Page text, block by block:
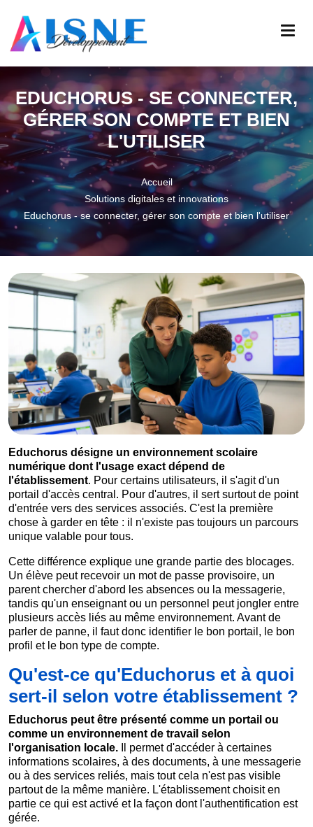
EDUCHORUS - SE CONNECTER,
GÉRER SON COMPTE ET BIEN
L'UTILISER
Accueil
Solutions digitales et innovations
Educhorus - se connecter, gérer son compte et bien l'utiliser
Educhorus désigne un environnement scolaire
numérique dont l'usage exact dépend de
l'établissement. Pour certains utilisateurs, il s'agit d'un
portail d'accès central. Pour d'autres, il sert surtout de point
d'entrée vers des services associés. C'est la première
chose à garder en tête : il n'existe pas toujours un parcours
unique valable pour tous.
Cette différence explique une grande partie des blocages.
Un élève peut recevoir un mot de passe provisoire, un
parent chercher d'abord les absences ou la messagerie,
tandis qu'un enseignant ou un personnel peut jongler entre
plusieurs accès liés au même environnement. Avant de
parler de panne, il faut donc identifier le bon portail, le bon
profil et le bon type de compte.
Qu'est-ce qu'Educhorus et à quoi
sert-il selon votre établissement ?
Educhorus peut être présenté comme un portail ou
comme un environnement de travail selon
l'organisation locale. Il permet d'accéder à certaines
informations scolaires, à des documents, à une messagerie
ou à des services reliés, mais tout cela n'est pas visible
partout de la même manière. L'établissement choisit en
partie ce qui est activé et la façon dont l'authentification est
gérée.